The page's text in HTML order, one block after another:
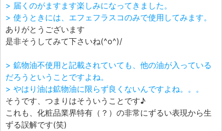
> 届くのがますます楽しみになってきました。
> 使うときには、エフェフラスコのみで使用してみます。
ありがとうございます
是非そうしてみて下さいね(^o^)/
> 鉱物油不使用と記載されていても、他の油が入っている
だろうということですよね。
> やはり油は鉱物油に限らず良くないんですよね。。。
そうです、つまりはそういうことです♪
これも、化粧品業界特有（？）の非常にずるい表現から生
ずる誤解です(笑)